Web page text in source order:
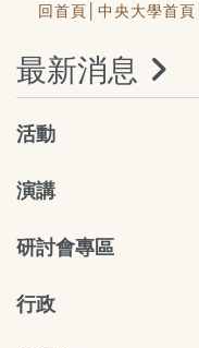
回首頁│ 中央大學首頁│
最新消息
活動
演講
研討會專區
行政